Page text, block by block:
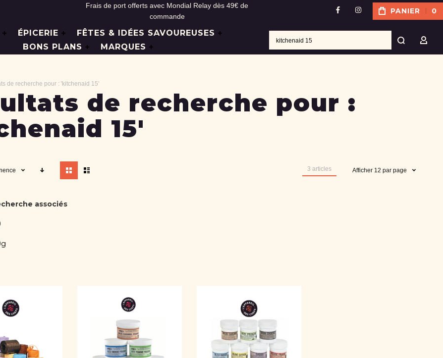
Frais de port offerts avec Mondial Relay dès 49€ de
commande
facebookinstagram PANIER 0
ÉPICERIE
FÊTES & IDÉES SAVOUREUSES
BONS PLANS
MARQUES
de recherche pour : 'kitchenaid 15'
de recherche pour :
15'
en
3 articles Afficher 12 par page
associés